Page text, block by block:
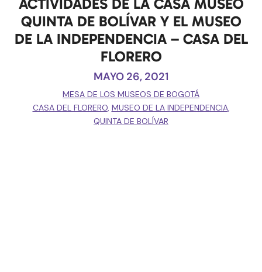
ACTIVIDADES DE LA CASA MUSEO
QUINTA DE BOLÍVAR Y EL MUSEO
DE LA INDEPENDENCIA – CASA DEL
FLORERO
MAYO 26, 2021
MESA DE LOS MUSEOS DE BOGOTÁ
CASA DEL FLORERO, MUSEO DE LA INDEPENDENCIA,
QUINTA DE BOLÍVAR